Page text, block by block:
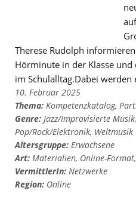
Therese Rudolph
Hörminute in der Klasse
im Schulalltag.Dabei
10. Februar 2025
Thema: Kompetenzkatalog,
Genre: Jazz/Improvisierte Musik,
Pop/Rock/Elektronik, Weltmusik
Altersgruppe: Erwachsene
Art: Materialien, Online-Format,
VermittlerIn: Netzwerke
Region: Online